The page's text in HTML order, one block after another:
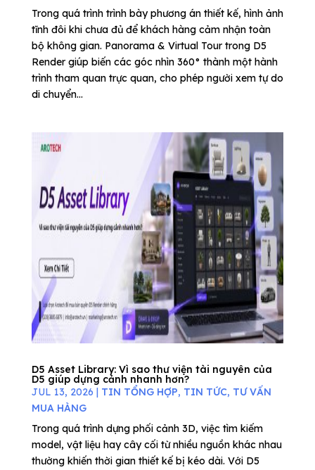
Trong quá trình trình bày phương án thiết kế, hình ảnh
tĩnh đôi khi chưa đủ để khách hàng cảm nhận toàn
bộ không gian. Panorama & Virtual Tour trong D5
Render giúp biến các góc nhìn 360° thành một hành
trình tham quan trực quan, cho phép người xem tự do
di chuyển...
D5 Asset Library: Vì sao thư viện tài nguyên của
D5 giúp dựng cảnh nhanh hơn?
JUL 13, 2026 | TIN TỔNG HỢP, TIN TỨC, TƯ VẤN
MUA HÀNG
Trong quá trình dựng phối cảnh 3D, việc tìm kiếm
model, vật liệu hay cây cối từ nhiều nguồn khác nhau
thường khiến thời gian thiết kế bị kéo dài. Với D5